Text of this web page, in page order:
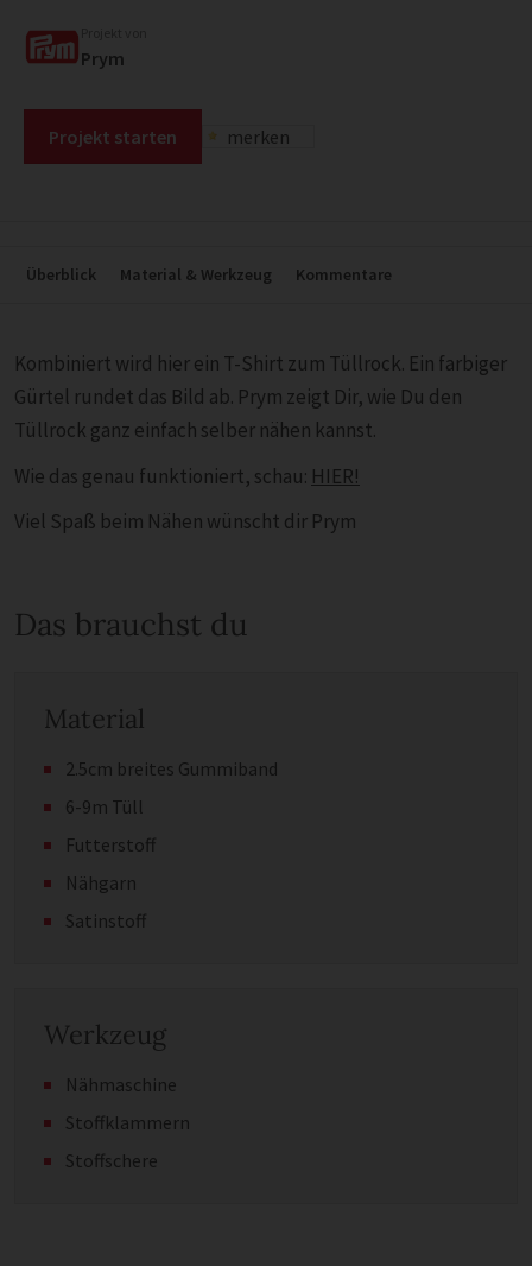
Prym
Projekt starten merken
Überblick Material & Werkzeug Kommentare
Kombiniert wird hier ein T-Shirt zum Tüllrock. Ein farbiger
Gürtel rundet das Bild ab. Prym zeigt Dir, wie Du den
Tüllrock ganz einfach selber nähen kannst.
Wie das genau funktioniert, schau: HIER!
Viel Spaß beim Nähen wünscht dir Prym
Das brauchst du
Material
2.5cm breites Gummiband
6-9m Tüll
Futterstoff
Nähgarn
Satinstoff
Werkzeug
Nähmaschine
Stoffklammern
Stoffschere